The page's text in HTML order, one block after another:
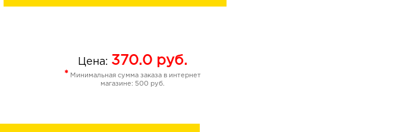
Цена: 370.0 руб.
* Минимальная сумма заказа в интернет
магазине: 500 руб.